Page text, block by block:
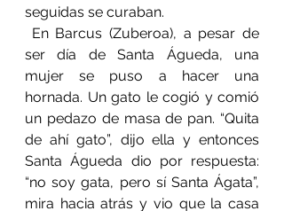
seguidas se curaban.
En Barcus (Zuberoa), a pesar de
ser día de Santa Águeda, una
mujer se puso a hacer una
hornada. Un gato le cogió y comió
un pedazo de masa de pan. “Quita
de ahí gato”, dijo ella y entonces
Santa Águeda dio por respuesta:
“no soy gata, pero sí Santa Ágata”,
mira hacia atrás y vio que la casa